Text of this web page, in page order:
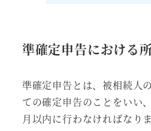
準確定申告における
準確定申告とは、被相続人
ての確定申告のことをいい
月以内に行わなければなり